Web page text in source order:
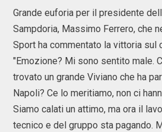
Grande euforia per il presidente
Sampdoria, Massimo Ferrero, che
Sport ha commentato la vittoria sul
"Emozione? Mi sono sentito male.
trovato un grande Viviano che ha
Napoli? Ce lo meritiamo, non ci
Siamo calati un attimo, ma ora il
tecnico e del gruppo sta pagando.